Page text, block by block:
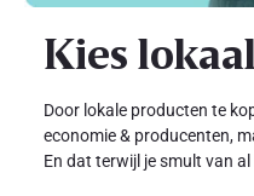
Kies lokaal
Door lokale producten te
economie & producenten,
En dat terwijl je smult van al